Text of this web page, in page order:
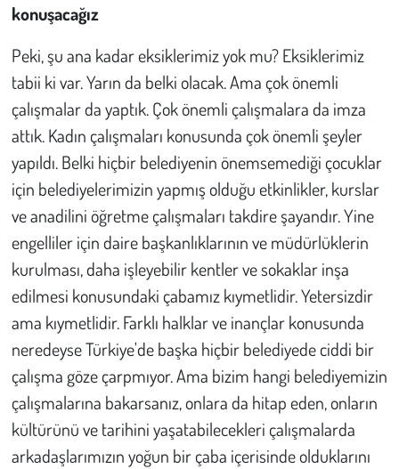
konuşacağız
Peki, şu ana kadar eksiklerimiz yok mu? Eksiklerimiz
tabii ki var. Yarın da belki olacak. Ama çok önemli
çalışmalar da yaptık. Çok önemli çalışmalara da imza
attık. Kadın çalışmaları konusunda çok önemli şeyler
yapıldı. Belki hiçbir belediyenin önemsemediği çocuklar
için belediyelerimizin yapmış olduğu etkinlikler, kurslar
ve anadilini öğretme çalışmaları takdire şayandır. Yine
engelliler için daire başkanlıklarının ve müdürlüklerin
kurulması, daha işleyebilir kentler ve sokaklar inşa
edilmesi konusundaki çabamız kıymetlidir. Yetersizdir
ama kıymetlidir. Farklı halklar ve inançlar konusunda
neredeyse Türkiye'de başka hiçbir belediyede ciddi bir
çalışma göze çarpmıyor. Ama bizim hangi belediyemizin
çalışmalarına bakarsanız, onlara da hitap eden, onların
kültürünü ve tarihini yaşatabilecekleri çalışmalarda
arkadaşlarımızın yoğun bir çaba içerisinde olduklarını